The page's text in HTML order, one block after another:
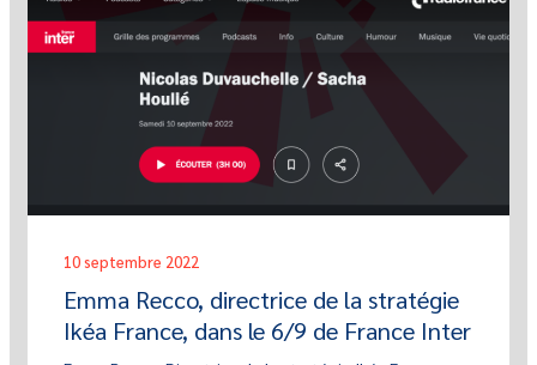
10 septembre 2022
Emma Recco, directrice de la stratégie
Ikéa France, dans le 6/9 de France Inter